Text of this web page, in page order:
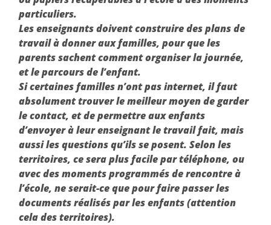
particuliers.
Les enseignants doivent construire des plans de
travail à donner aux familles, pour que les
parents sachent comment organiser la journée,
et le parcours de l’enfant.
Si certaines familles n’ont pas internet, il faut
absolument trouver le meilleur moyen de garder
le contact, et de permettre aux enfants
d’envoyer à leur enseignant le travail fait, mais
aussi les questions qu’ils se posent. Selon les
territoires, ce sera plus facile par téléphone, ou
avec des moments programmés de rencontre à
l’école, ne serait-ce que pour faire passer les
documents réalisés par les enfants (attention
cela des territoires).